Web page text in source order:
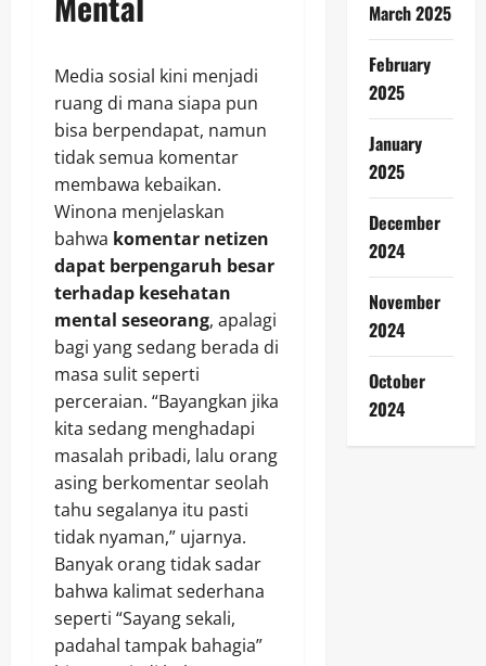
Media sosial kini menjadi
ruang di mana siapa pun
bisa berpendapat, namun
tidak semua komentar
membawa kebaikan.
Winona menjelaskan
bahwa komentar netizen
dapat berpengaruh besar
terhadap kesehatan
mental seseorang, apalagi
bagi yang sedang berada di
masa sulit seperti
perceraian. “Bayangkan jika
kita sedang menghadapi
masalah pribadi, lalu orang
asing berkomentar seolah
tahu segalanya itu pasti
tidak nyaman,” ujarnya.
Banyak orang tidak sadar
bahwa kalimat sederhana
seperti “Sayang sekali,
padahal tampak bahagia”
March 2025
February
2025
January
2025
December
2024
November
2024
October
2024